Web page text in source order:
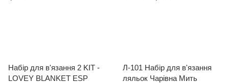
Набір для в'язання 2 KIT -
LOVEY BLANKET ESP
Л-101 Набір для в'язання
ляльок Чарівна Мить